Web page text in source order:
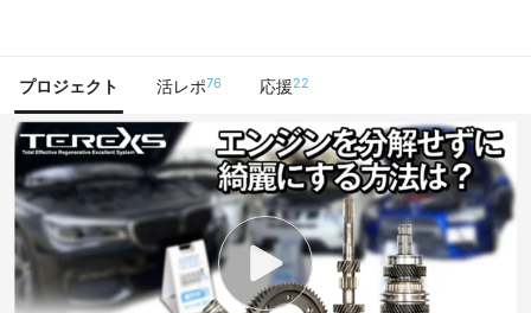
プロジェクト 活レポ76 応援22